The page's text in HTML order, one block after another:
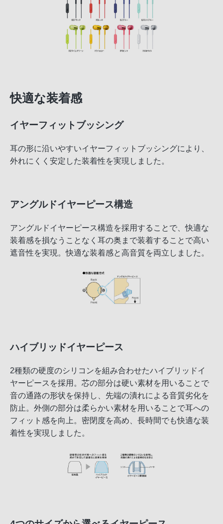
快適な装着感
イヤーフィットブッシング
耳の形に沿いやすいイヤーフィットブッシングにより、
外れにくく安定した装着性を実現しました。
アングルドイヤーピース構造
アングルドイヤーピース構造を採用することで、快適な
装着感を損なうことなく耳の奥まで装着することで高い
遮音性を実現。快適な装着感と高音質を両立しました。
ハイブリッドイヤーピース
2種類の硬度のシリコンを組み合わせたハイブリッドイ
ヤーピースを採用。芯の部分は硬い素材を用いることで
音の通路の形状を保持し、先端の潰れによる音質劣化を
防止。外側の部分は柔らかい素材を用いることで耳への
フィット感を向上。密閉度を高め、長時間でも快適な装
着性を実現しました。